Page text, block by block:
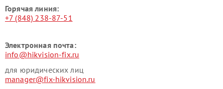
Горячая линия:
+7 (848) 238-87-51
Электронная почта:
info@hikvision-fix.ru
для юридических лиц
manager@fix-hikvision.ru